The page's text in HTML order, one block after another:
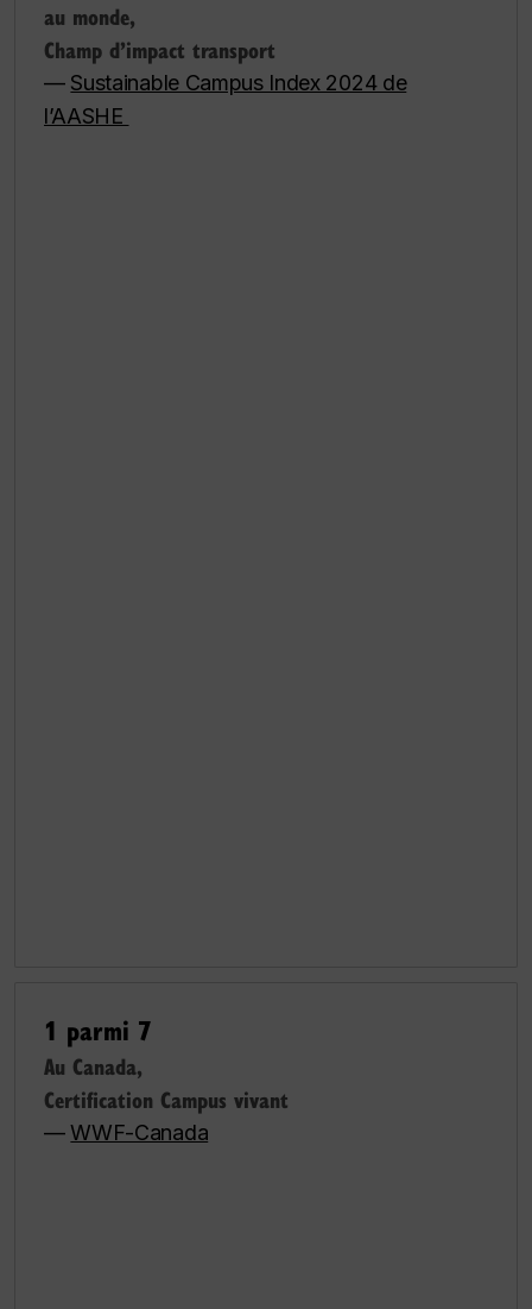
au monde,
Champ d’impact transport
— Sustainable Campus Index 2024 de
l’AASHE
1 parmi 7
Au Canada,
Certification Campus vivant
—WWF-Canada